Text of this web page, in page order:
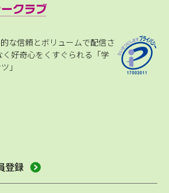
な信頼とボリュームで配信さ
好奇心をくすぐられる「学
」
登録